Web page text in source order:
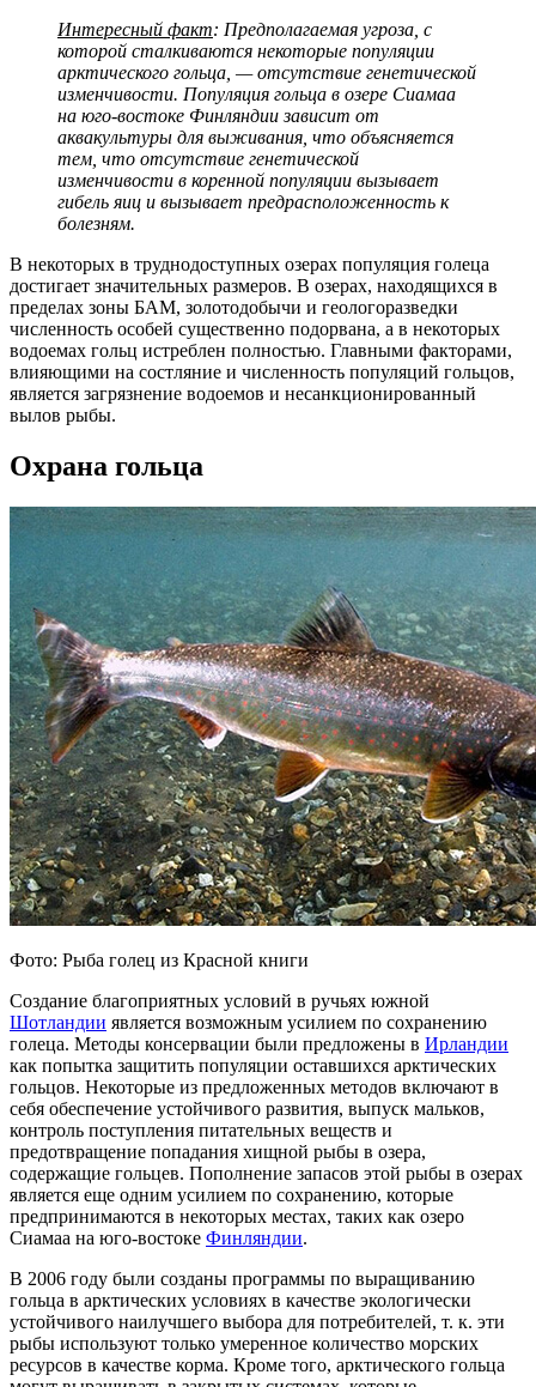
Интересный факт: Предполагаемая угроза, с
которой сталкиваются некоторые популяции
арктического гольца, — отсутствие генетической
изменчивости. Популяция гольца в озере Сиамаа
на юго-востоке Финляндии зависит от
аквакультуры для выживания, что объясняется
тем, что отсутствие генетической
изменчивости в коренной популяции вызывает
гибель яиц и вызывает предрасположенность к
болезням.
В некоторых в труднодоступных озерах популяция голеца
достигает значительных размеров. В озерах, находящихся в
пределах зоны БАМ, золотодобычи и геологоразведки
численность особей существенно подорвана, а в некоторых
водоемах гольц истреблен полностью. Главными факторами,
влияющими на состляние и численность популяций гольцов,
является загрязнение водоемов и несанкционированный
вылов рыбы.
Охрана гольца
Фото: Рыба голец из Красной книги
Создание благоприятных условий в ручьях южной
Шотландии является возможным усилием по сохранению
голеца. Методы консервации были предложены в Ирландии
как попытка защитить популяции оставшихся арктических
гольцов. Некоторые из предложенных методов включают в
себя обеспечение устойчивого развития, выпуск мальков,
контроль поступления питательных веществ и
предотвращение попадания хищной рыбы в озера,
содержащие гольцев. Пополнение запасов этой рыбы в озерах
является еще одним усилием по сохранению, которые
предпринимаются в некоторых местах, таких как озеро
Сиамаа на юго-востоке Финляндии.
В 2006 году были созданы программы по выращиванию
гольца в арктических условиях в качестве экологически
устойчивого наилучшего выбора для потребителей, т. к. эти
рыбы используют только умеренное количество морских
ресурсов в качестве корма. Кроме того, арктического гольца